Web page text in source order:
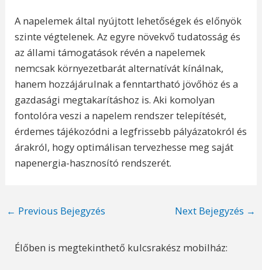
A napelemek által nyújtott lehetőségek és előnyök
szinte végtelenek. Az egyre növekvő tudatosság és
az állami támogatások révén a napelemek
nemcsak környezetbarát alternatívát kínálnak,
hanem hozzájárulnak a fenntartható jövőhöz és a
gazdasági megtakarításhoz is. Aki komolyan
fontolóra veszi a napelem rendszer telepítését,
érdemes tájékozódni a legfrissebb pályázatokról és
árakról, hogy optimálisan tervezhesse meg saját
napenergia-hasznosító rendszerét.
Post
← Previous Bejegyzés Next Bejegyzés →
Élőben is megtekinthető kulcsrakész mobilház: